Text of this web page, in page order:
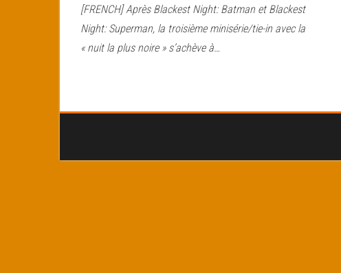
[FRENCH] Après Blackest Night: Batman et Blackest
Night: Superman, la troisième minisérie/tie-in avec la
« nuit la plus noire » s’achève à…
des